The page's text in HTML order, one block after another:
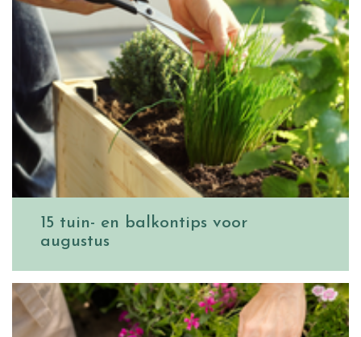
15 tuin- en balkontips voor
augustus